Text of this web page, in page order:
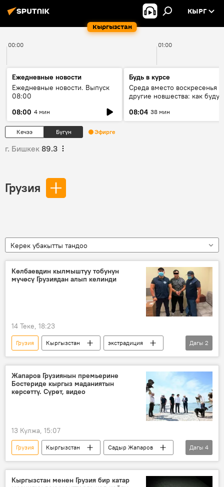
Кыргызстан
КЫРГ
00:00 01:00
Ежедневные новости
Ежедневные новости. Выпуск
08:00
08:00 4 мин
Будь в курсе
Среда вместо воскресенья и
другие новшества: как будут
08:04 38 мин
Кечээ Бүгүн Эфирге
г. Бишкек 89.3
Грузия
Керек убакытты тандоо
Көлбаевдин кылмыштуу тобунун
мүчөсү Грузиядан алып келинди
14 Теке, 18:23
Грузия Кыргызстан
экстрадиция
Камчы Көлбаев
уюшкан кылмыштуу топ
Дагы 2
Жапаров Грузиянын премьерине
Бостериде кыргыз маданиятын
көрсөттү. Сүрөт, видео
13 Кулжа, 15:07
Грузия Кыргызстан
Садыр Жапаров
Ираклий Кобахидзе
Ысык-Көл
өкмөт
расмий сапар
Дагы 4
Кыргызстан менен Грузия бир катар